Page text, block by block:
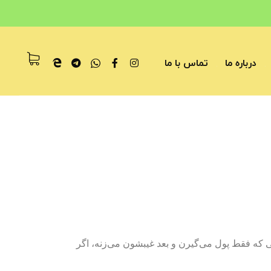
درباره ما تماس با ما
که فقط پول می‌گیرن و بعد غیبشون می‌زنه، اگر